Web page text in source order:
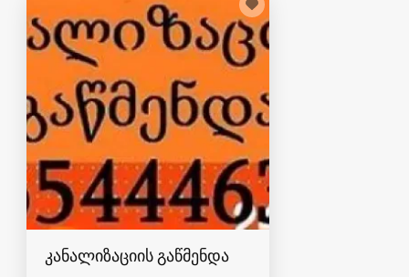
კანალიზაციის გაწმენდა